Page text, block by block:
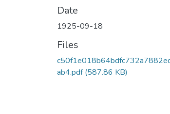
Date
1925-09-18
Files
ab4.pdf(587.86 KB)